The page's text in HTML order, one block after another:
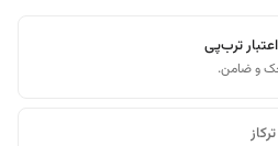
ترب‌پی